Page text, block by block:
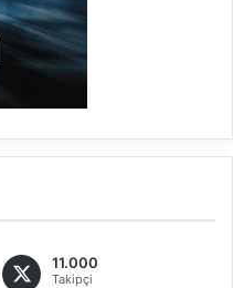
11.000
Takipçi